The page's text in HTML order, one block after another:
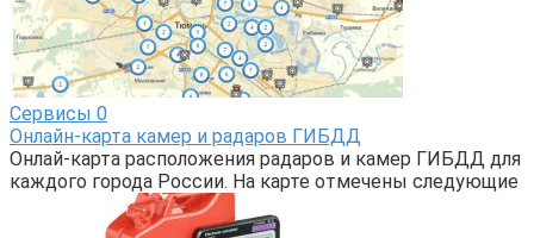
Сервисы 0
Онлайн-карта камер и радаров ГИБДД
Онлай-карта расположения радаров и камер ГИБДД для
каждого города России. На карте отмечены следующие